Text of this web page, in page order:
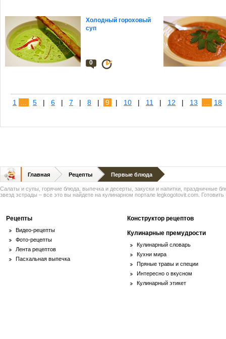
Холодный гороховый
суп
0
1 5 | 6 | 7 | 8 | 9 | 10 | 11 | 12 | 13 18
Главная Рецепты Первые блюда
Салаты и супы, горячие блюда, выпечка и десерты, закуски и напитки, праздничные
звезд эстрады – все это вы найдете на кулинарном портале legkogotovit.com. Готовить
Рецепты
Видео-рецепты
Фото-рецепты
Лента рецептов
Пасхальная выпечка
Конструктор рецептов
Кулинарные премудрости
Кулинарный словарь
Кухни мира
Пряные травы и специи
Интересно о вкусном
Кулинарный этикет